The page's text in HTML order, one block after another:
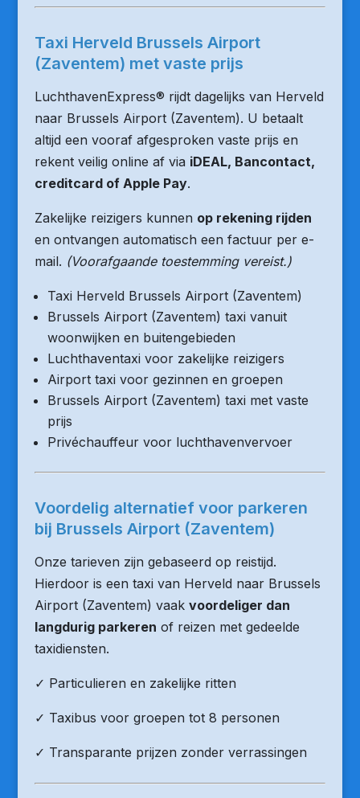
Taxi Herveld Brussels Airport
(Zaventem) met vaste prijs
LuchthavenExpress® rijdt dagelijks van Herveld
naar Brussels Airport (Zaventem). U betaalt
altijd een vooraf afgesproken vaste prijs en
rekent veilig online af via iDEAL, Bancontact,
creditcard of Apple Pay.
Zakelijke reizigers kunnen op rekening rijden
en ontvangen automatisch een factuur per e-
mail. (Voorafgaande toestemming vereist.)
Taxi Herveld Brussels Airport (Zaventem)
Brussels Airport (Zaventem) taxi vanuit
woonwijken en buitengebieden
Luchthaventaxi voor zakelijke reizigers
Airport taxi voor gezinnen en groepen
Brussels Airport (Zaventem) taxi met vaste
prijs
Privéchauffeur voor luchthavenvervoer
Voordelig alternatief voor parkeren
bij Brussels Airport (Zaventem)
Onze tarieven zijn gebaseerd op reistijd.
Hierdoor is een taxi van Herveld naar Brussels
Airport (Zaventem) vaak voordeliger dan
langdurig parkeren of reizen met gedeelde
taxidiensten.
✓ Particulieren en zakelijke ritten
✓ Taxibus voor groepen tot 8 personen
✓ Transparante prijzen zonder verrassingen